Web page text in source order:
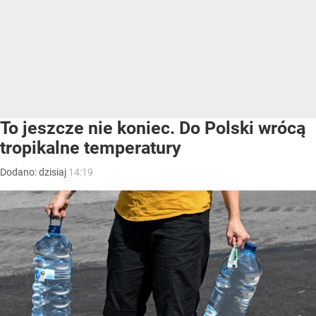
To jeszcze nie koniec. Do Polski wrócą
tropikalne temperatury
Dodano:dzisiaj 14:19